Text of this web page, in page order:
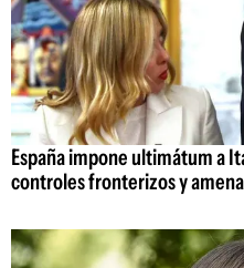
España impone ultimátum a
controles fronterizos y